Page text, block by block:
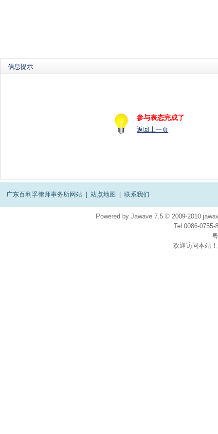
信息提示
参与表态完成了
返回上一页
广东百利孚律师事务所网站 站点地图 联系我们
Powered by Jawave 7.5 © 2009-2010
Tel:0086-
欢迎访问本站